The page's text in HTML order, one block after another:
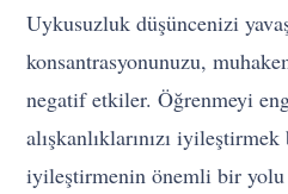
Uykusuzluk düşüncenizi
konsantrasyonunuzu,
negatif etkiler. Öğrenmeyi
alışkanlıklarınızı iyileştirmek
iyileştirmenin önemli bir yolu